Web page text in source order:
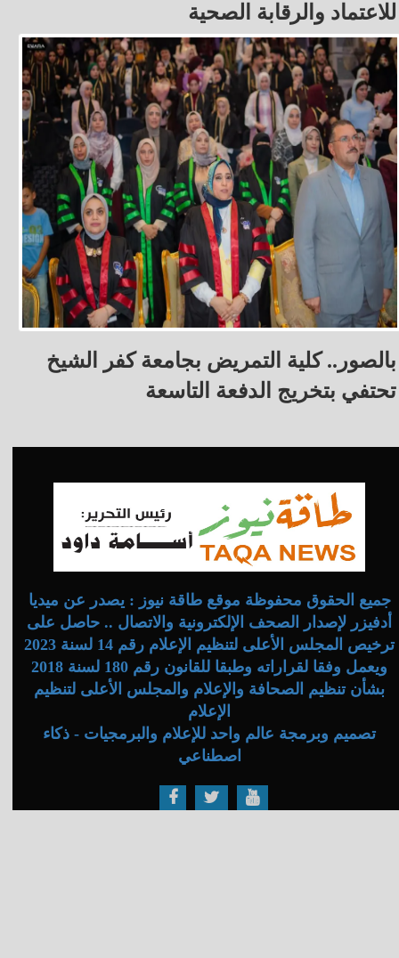
للاعتماد والرقابة الصحية
بالصور.. كلية التمريض بجامعة كفر الشيخ
تحتفي بتخريج الدفعة التاسعة
جميع الحقوق محفوظة موقع طاقة نيوز : يصدر عن ميديا
أدفيزر لإصدار الصحف الإلكترونية والاتصال .. حاصل على
ترخيص المجلس الأعلى لتنظيم الإعلام رقم 14 لسنة 2023
ويعمل وفقا لقراراته وطبقا للقانون رقم 180 لسنة 2018
بشأن تنظيم الصحافة والإعلام والمجلس الأعلى لتنظيم
الإعلام
تصميم وبرمجة عالم واحد للإعلام والبرمجيات - ذكاء
اصطناعي